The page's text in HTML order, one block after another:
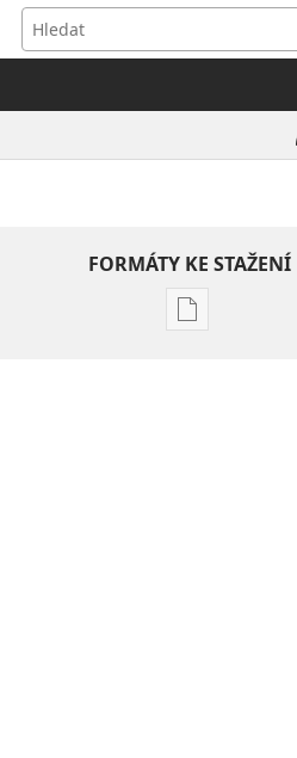
FORMÁTY KE STAŽENÍ
Formáty